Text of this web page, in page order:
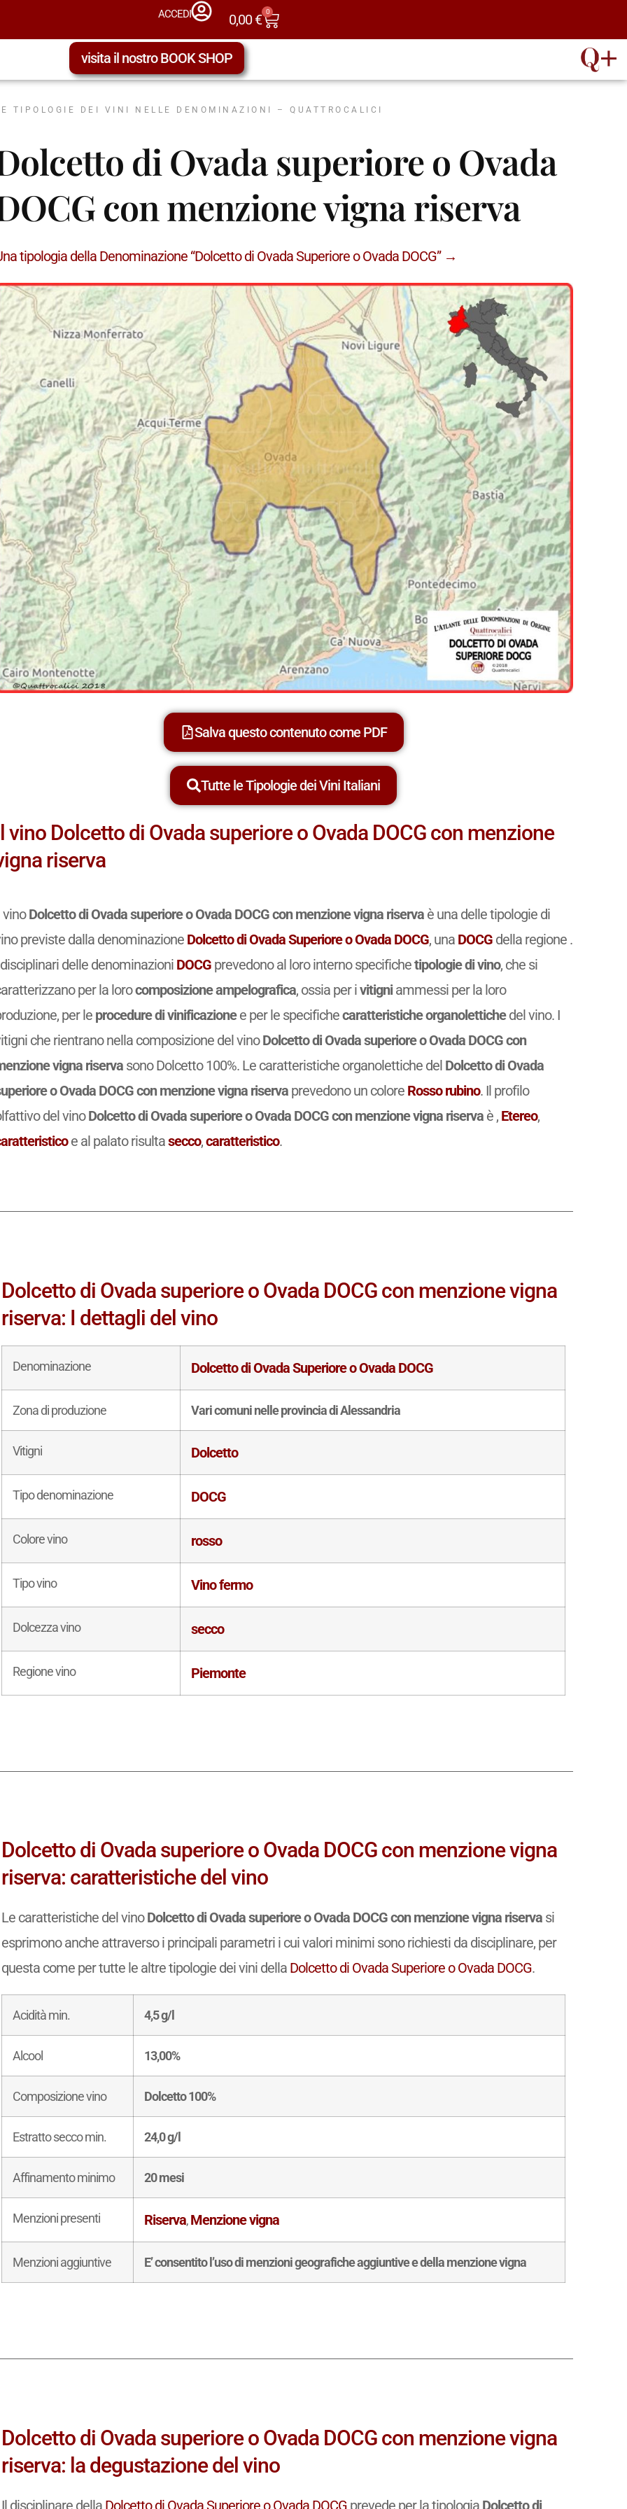
ACCEDI 0,00€ 0
visita il nostro BOOK SHOP
TIPOLOGIE DEI VINI NELLE DENOMINAZIONI – QUATTROCALICI
di Ovada superiore o Ovada
con menzione vigna riserva
tipologia della Denominazione “Dolcetto di Ovada Superiore o Ovada DOCG” →
Salva questo contenuto come PDF
Tutte le Tipologie dei Vini Italiani
vino Dolcetto di Ovada superiore o Ovada DOCG con menzione
riserva
vinoDolcetto di Ovada superiore o Ovada DOCG con menzione vigna riserva è una delle tipologie di
previste dalla denominazione Dolcetto di Ovada Superiore o Ovada DOCG, una DOCG della regione .
delle denominazioni DOCG prevedono al loro interno specifichetipologie di vino, che si
per la lorocomposizione ampelografica, ossia per ivitigniammessi per la loro
per le procedure di vinificazionee per le specifichecaratteristiche organolettichedel vino. I
che rientrano nella composizione del vinoDolcetto di Ovada superiore o Ovada DOCG con
vigna riserva sono Dolcetto 100%. Le caratteristiche organolettiche del Dolcetto di Ovada
o Ovada DOCG con menzione vigna riserva prevedono un colore Rosso rubino. Il profilo
del vinoDolcetto di Ovada superiore o Ovada DOCG con menzione vigna riserva è , Etereo,
e al palato risultasecco,caratteristico.
Dolcetto di Ovada superiore o Ovada DOCG con menzione vigna
riserva: I dettagli del vino
Denominazione Dolcetto di Ovada Superiore o Ovada DOCG
Zona di produzione Vari comuni nelle provincia di Alessandria
Vitigni Dolcetto
Tipo denominazione DOCG
Colore vino rosso
Tipo vino Vino fermo
Dolcezza vino secco
Regione vino Piemonte
Dolcetto di Ovada superiore o Ovada DOCG con menzione vigna
riserva: caratteristiche del vino
Le caratteristiche del vinoDolcetto di Ovada superiore o Ovada DOCG con menzione vigna riserva si
esprimono anche attraverso i principali parametri i cui valori minimi sono richiesti da disciplinare, per
questa come per tutte le altre tipologie dei vini della Dolcetto di Ovada Superiore o Ovada DOCG.
Acidità min. 4,5 g/l
Alcool 13,00%
Composizione vino Dolcetto 100%
Estratto secco min. 24,0 g/l
Affinamento minimo 20 mesi
Menzioni presenti Riserva,Menzione vigna
Menzioni aggiuntive E’ consentito l’uso di menzioni geografiche aggiuntive e della menzione vigna
Dolcetto di Ovada superiore o Ovada DOCG con menzione vigna
riserva: la degustazione del vino
Il disciplinare della Dolcetto di Ovada Superiore o Ovada DOCG prevede per la tipologia Dolcetto di